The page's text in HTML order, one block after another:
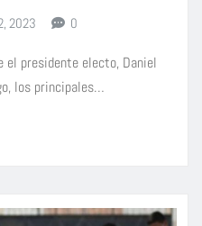
2023 0
el presidente electo, Daniel
los principales…